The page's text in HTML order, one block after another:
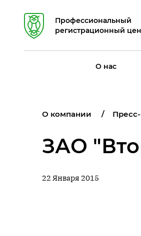
Профессиональный
регистрационный
О нас
О компании
ЗАО
22 Января 2015